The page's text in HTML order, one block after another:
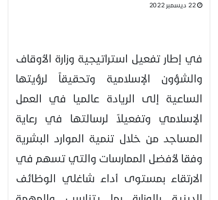
22 ديسمبر 2022
في إطار تفعيل استراتيجية وزارة الأوقاف
والشؤون الإسلامية وتحقيقاً لرؤيتها
الساعية إلى الريادة عالميا في العمل
الإسلامي وتفعيلاً لرسالتها في رعاية
المساجد من خلال تنمية الموارد البشرية
وفقا لأفضل الممارسات والتي تسهم في
الارتقاء بمستوى أداء شاغلي الوظائف